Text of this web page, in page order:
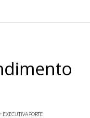
EXECUTIVAFORTE